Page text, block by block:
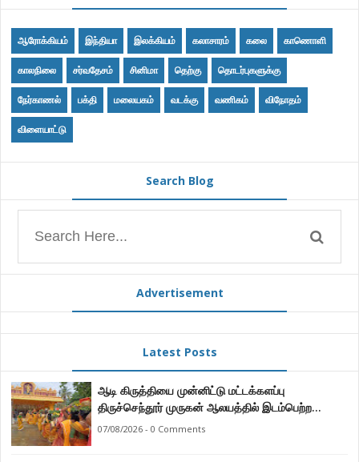
ஆரோக்கியம் இந்தியா இலக்கியம் கலாசாரம் கலை காணொளி
காலநிலை சர்வதேசம் சினிமா தெற்கு தொடர்புகளுக்கு
நேர்காணல் பக்தி மலையகம் வடக்கு வணிகம் விநோதம்
விளையாட்டு
Search Blog
Advertisement
Latest Posts
ஆடி கிருத்தியை முன்னிட்டு மட்டக்களப்பு
திருச்செந்தூர் முருகன் ஆலயத்தில் இடம்பெற்ற
பால்குட பவனி 1008 சங்கா ஆபிஷேக நிகழ்வு.
07/08/2026 - 0 Comments